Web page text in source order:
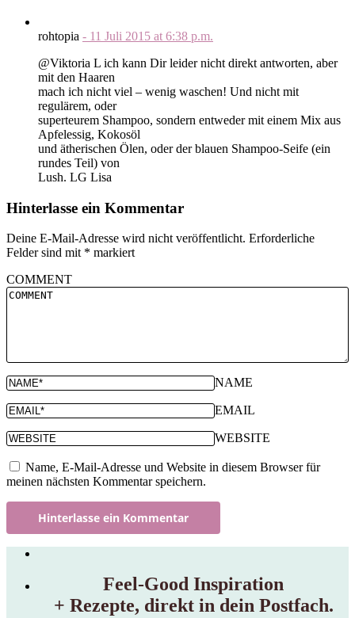
rohtopia - 11 Juli 2015 at 6:38 p.m.
@Viktoria L ich kann Dir leider nicht direkt antworten, aber
mit den Haaren
mach ich nicht viel – wenig waschen! Und nicht mit
regulärem, oder
superteurem Shampoo, sondern entweder mit einem Mix aus
Apfelessig, Kokosöl
und ätherischen Ölen, oder der blauen Shampoo-Seife (ein
rundes Teil) von
Lush. LG Lisa
Hinterlasse ein Kommentar
Deine E-Mail-Adresse wird nicht veröffentlicht. Erforderliche
Felder sind mit * markiert
COMMENT
NAME
EMAIL
WEBSITE
Name, E-Mail-Adresse und Website in diesem Browser für
meinen nächsten Kommentar speichern.
Feel‑Good Inspiration
+ Rezepte, direkt in dein Postfach.